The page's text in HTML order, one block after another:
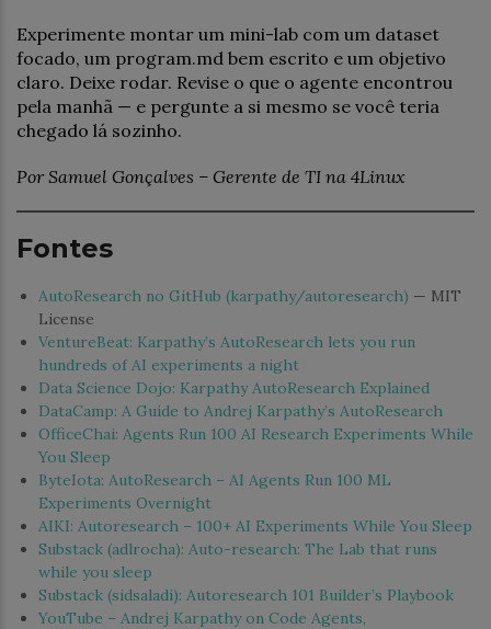
Experimente montar um mini-lab com um dataset
focado, um program.md bem escrito e um objetivo
claro. Deixe rodar. Revise o que o agente encontrou
pela manhã — e pergunte a si mesmo se você teria
chegado lá sozinho.
Por Samuel Gonçalves – Gerente de TI na 4Linux
Fontes
AutoResearch no GitHub (karpathy/autoresearch) — MIT
License
VentureBeat: Karpathy’s AutoResearch lets you run
hundreds of AI experiments a night
Data Science Dojo: Karpathy AutoResearch Explained
DataCamp: A Guide to Andrej Karpathy’s AutoResearch
OfficeChai: Agents Run 100 AI Research Experiments While
You Sleep
ByteIota: AutoResearch – AI Agents Run 100 ML
Experiments Overnight
AIKI: Autoresearch – 100+ AI Experiments While You Sleep
Substack (adlrocha): Auto-research: The Lab that runs
while you sleep
Substack (sidsaladi): Autoresearch 101 Builder’s Playbook
YouTube – Andrej Karpathy on Code Agents,